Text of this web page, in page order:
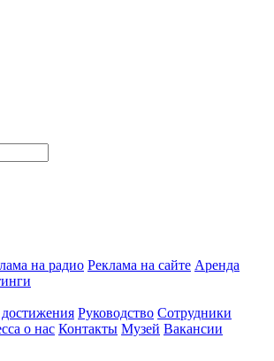
на радио Реклама на сайте Аренда
Руководство Сотрудники
о нас Контакты Музей Вакансии